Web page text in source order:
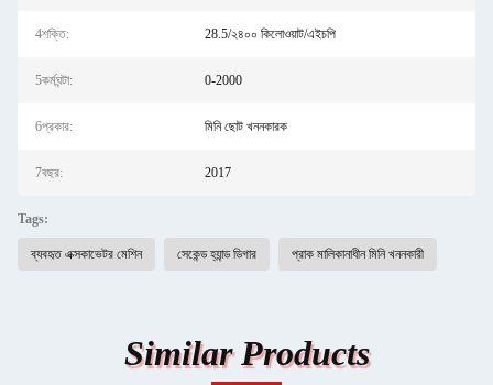
4শক্তি: 28.5/২৪০০ কিলোওয়াট/এইচপি
5কর্মঘন্টা: 0-2000
6প্রকার: মিনি ছোট খননকারক
7বছর: 2017
Tags:
ব্যবহৃত এক্সকাভেটর মেশিন সেকেন্ড হ্যান্ড ডিগার প্রাক মালিকানাধীন মিনি খননকারী
Similar Products